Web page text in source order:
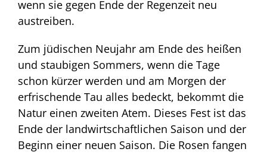
wenn sie gegen Ende der Regenzeit neu
austreiben.
Zum jüdischen Neujahr am Ende des heißen
und staubigen Sommers, wenn die Tage
schon kürzer werden und am Morgen der
erfrischende Tau alles bedeckt, bekommt die
Natur einen zweiten Atem. Dieses Fest ist das
Ende der landwirtschaftlichen Saison und der
Beginn einer neuen Saison. Die Rosen fangen